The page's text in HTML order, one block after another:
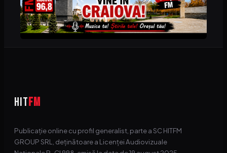
HITFM
Publicație online cu profil generalist, parte a SC HITFM
GROUP SRL, deținătoare a Licenței Audiovizuale